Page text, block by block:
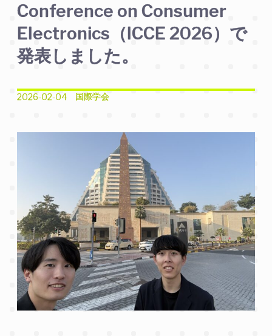
Conference on Consumer
Electronics（ICCE 2026）で
発表しました。
2026-02-04 国際学会